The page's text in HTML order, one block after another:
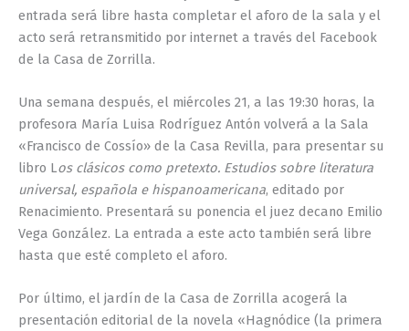
entrada será libre hasta completar el aforo de la sala y el
acto será retransmitido por internet a través del Facebook
de la Casa de Zorrilla.
Una semana después, el miércoles 21, a las 19:30 horas, la
profesora María Luisa Rodríguez Antón volverá a la Sala
«Francisco de Cossío» de la Casa Revilla, para presentar su
libro Los clásicos como pretexto. Estudios sobre literatura
universal, española e hispanoamericana, editado por
Renacimiento. Presentará su ponencia el juez decano Emilio
Vega González. La entrada a este acto también será libre
hasta que esté completo el aforo.
Por último, el jardín de la Casa de Zorrilla acogerá la
presentación editorial de la novela «Hagnódice (la primera